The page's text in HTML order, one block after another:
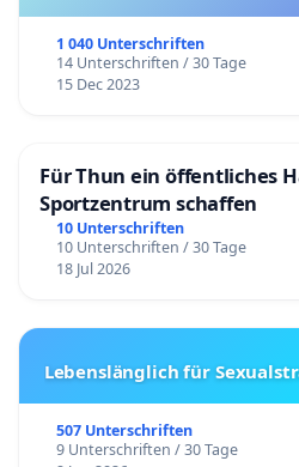
1 040 Unterschriften
14 Unterschriften / 30 Tage
15 Dec 2023
Für Thun ein öffentliches
Sportzentrum schaffen
10 Unterschriften
10 Unterschriften / 30 Tage
18 Jul 2026
Lebenslänglich für
507 Unterschriften
9 Unterschriften / 30 Tage